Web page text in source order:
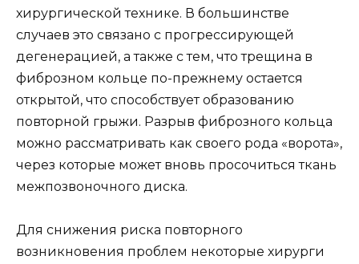
хирургической технике. В большинстве
случаев это связано с прогрессирующей
дегенерацией, а также с тем, что трещина в
фиброзном кольце по-прежнему остается
открытой, что способствует образованию
повторной грыжи. Разрыв фиброзного кольца
можно рассматривать как своего рода «ворота»,
через которые может вновь просочиться ткань
межпозвоночного диска.
Для снижения риска повторного
возникновения проблем некоторые хирурги